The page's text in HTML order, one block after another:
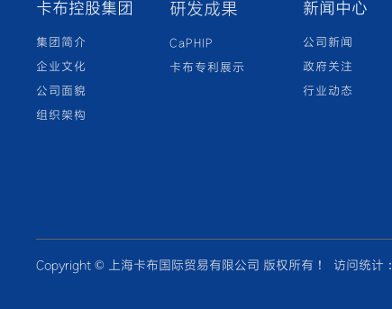
卡布控股集团
集团简介
企业文化
公司面貌
组织架构
研发成果
CaPHIP
卡布专利展示
新闻中心
公司新闻
政府关注
行业动态
Copyright © 上海卡布国际贸易有限公司 版权所有！ 访问统计：